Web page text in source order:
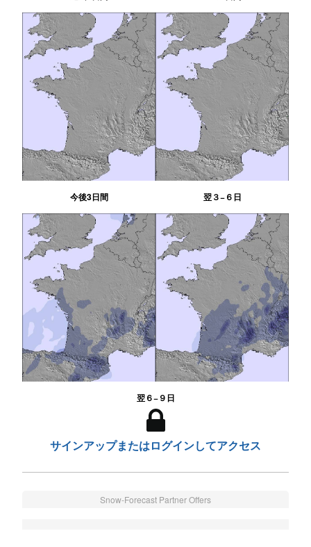
今後3日間 翌３−６日
翌６−９日
サインアップまたはログインしてアクセス
Snow-Forecast Partner Offers